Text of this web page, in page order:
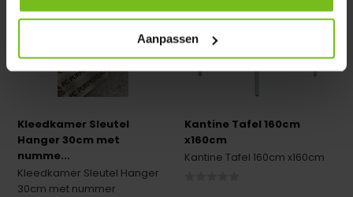
Aanpassen
Kleedkamer Sleutel
Hanger 30cm met
numme...
Kleedkamer Sleutel Hanger
30cm met nummer
Kantine Tafel 160cm
x160cm
Kantine Tafel 160cm x160cm